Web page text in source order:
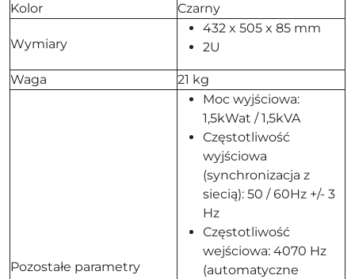
Kolor Czarny
Wymiary
432 x 505 x 85 mm
2U
Waga 21 kg
Pozostałe parametry
Moc wyjściowa:
1,5kWat / 1,5kVA
Częstotliwość
wyjściowa
(synchronizacja z
siecią): 50 / 60Hz +/- 3
Hz
Częstotliwość
wejściowa: 4070 Hz
(automatyczne